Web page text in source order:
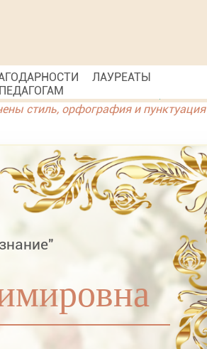
ПЕДАГОГАМ
ЛАУРЕАТЫ
стиль, орфография и